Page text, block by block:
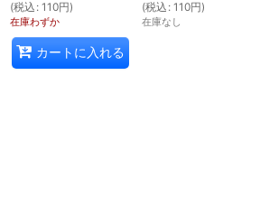
(税込 : 110円)
在庫わずか
カートに入れる
(税込 : 110円)
在庫なし